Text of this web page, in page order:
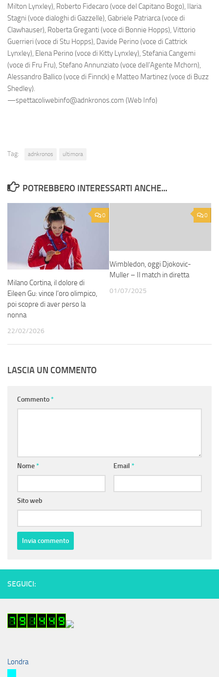
Milton Lynxley), Roberto Fidecaro (voce del Capitano Bogo), Ilaria
Stagni (voce dialoghi di Gazzelle), Gabriele Patriarca (voce di
Clawhauser), Roberta Greganti (voce di Bonnie Hopps), Vittorio
Guerrieri (voce di Stu Hopps), Davide Perino (voce di Cattrick
Lynxley), Elena Perino (voce di Kitty Lynxley), Stefania Cangemi
(voce di Fru Fru), Stefano Annunziato (voce dell’Agente Mchorn),
Alessandro Ballico (voce di Finnck) e Matteo Martinez (voce di Buzz
Shedley).
—spettacoliwebinfo@adnkronos.com (Web Info)
Tag: adnkronos ultimora
POTREBBERO INTERESSARTI ANCHE...
0
Milano Cortina, il dolore di
Eileen Gu: vince l’oro olimpico,
poi scopre di aver perso la
nonna
22/02/2026
0
Wimbledon, oggi Djokovic-
Muller – Il match in diretta
01/07/2025
LASCIA UN COMMENTO
Commento*
Nome* Email *
Sito web
SEGUICI:
Londra